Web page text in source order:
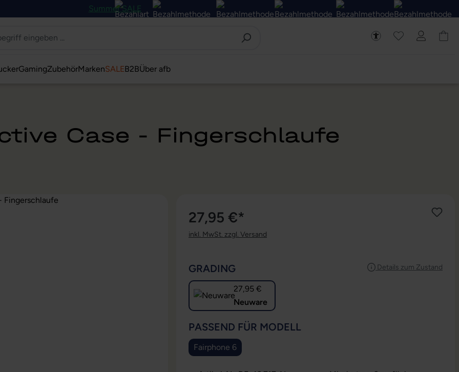
Summer SALE
GamingZubehörMarkenSALEB2BÜber afb
Case - Fingerschlaufe
27,95 €*
inkl. MwSt. zzgl. Versand
Details zum Zustand
GRADING
27,95 €
Neuware
PASSEND FÜR MODELL
Fairphone 6